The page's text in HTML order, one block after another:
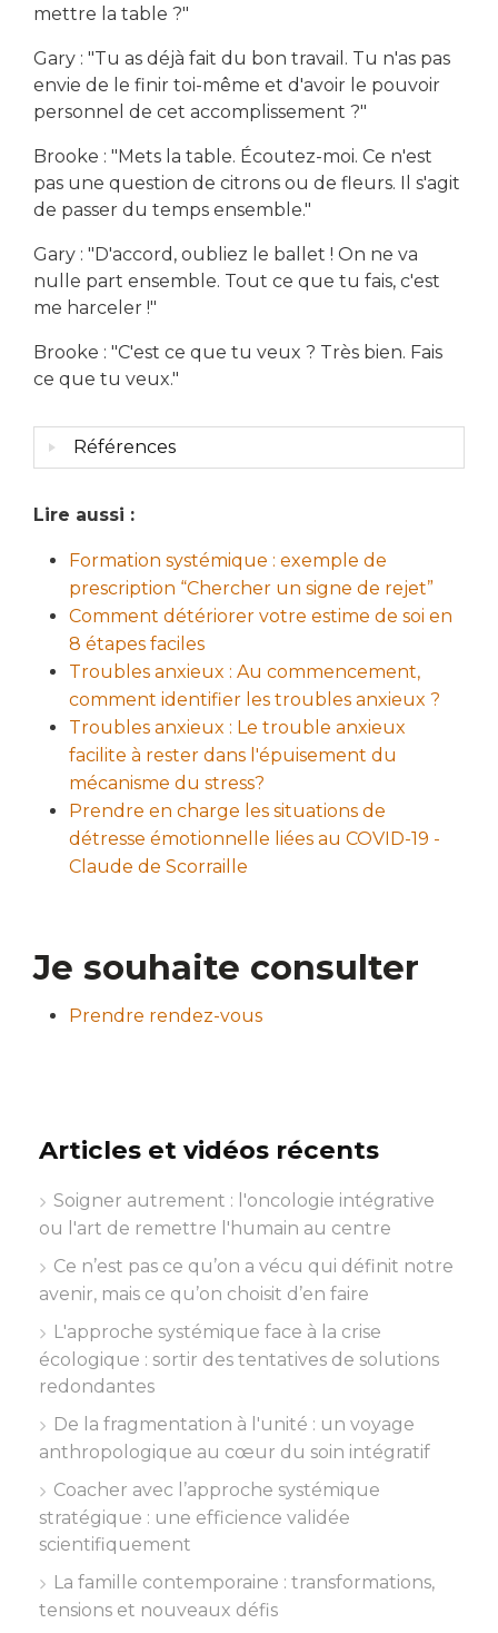
Articles et vidéos récents
Soigner autrement : l'oncologie intégrative
ou l'art de remettre l'humain au centre
Ce n’est pas ce qu’on a vécu qui définit notre
avenir, mais ce qu’on choisit d’en faire
L'approche systémique face à la crise
écologique : sortir des tentatives de solutions
redondantes
De la fragmentation à l'unité : un voyage
anthropologique au cœur du soin intégratif
Coacher avec l’approche systémique
stratégique : une efficience validée
scientifiquement
La famille contemporaine : transformations,
tensions et nouveaux défis
mettre la table ?"
Gary : "Tu as déjà fait du bon travail. Tu n'as pas
envie de le finir toi-même et d'avoir le pouvoir
personnel de cet accomplissement ?"
Brooke : "Mets la table. Écoutez-moi. Ce n'est
pas une question de citrons ou de fleurs. Il s'agit
de passer du temps ensemble."
Gary : "D'accord, oubliez le ballet ! On ne va
nulle part ensemble. Tout ce que tu fais, c'est
me harceler !"
Brooke : "C'est ce que tu veux ? Très bien. Fais
ce que tu veux."
Références
Lire aussi :
Formation systémique : exemple de
prescription “Chercher un signe de rejet”
Comment détériorer votre estime de soi en
8 étapes faciles
Troubles anxieux : Au commencement,
comment identifier les troubles anxieux ?
Troubles anxieux : Le trouble anxieux
facilite à rester dans l'épuisement du
mécanisme du stress?
Prendre en charge les situations de
détresse émotionnelle liées au COVID-19 -
Claude de Scorraille
Je souhaite consulter
Prendre rendez-vous